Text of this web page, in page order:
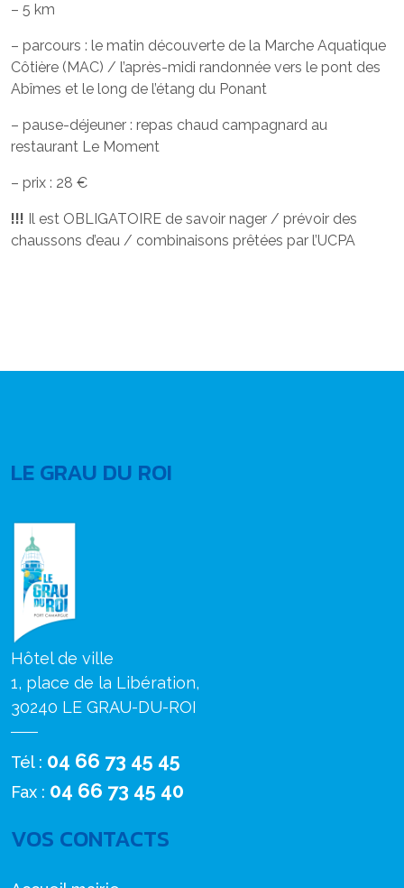
– 5 km
– parcours : le matin découverte de la Marche Aquatique
Côtière (MAC) / l’après-midi randonnée vers le pont des
Abîmes et le long de l’étang du Ponant
– pause-déjeuner : repas chaud campagnard au
restaurant Le Moment
– prix : 28 €
!!! Il est OBLIGATOIRE de savoir nager / prévoir des
chaussons d’eau / combinaisons prêtées par l’UCPA
LE GRAU DU ROI
Hôtel de ville
1, place de la Libération,
30240 LE GRAU-DU-ROI
Tél : 04 66 73 45 45
Fax : 04 66 73 45 40
VOS CONTACTS